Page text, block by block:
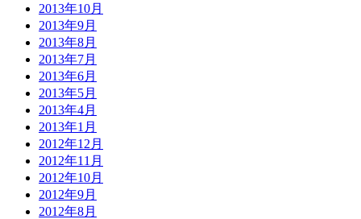
2013年10月
2013年9月
2013年8月
2013年7月
2013年6月
2013年5月
2013年4月
2013年1月
2012年12月
2012年11月
2012年10月
2012年9月
2012年8月